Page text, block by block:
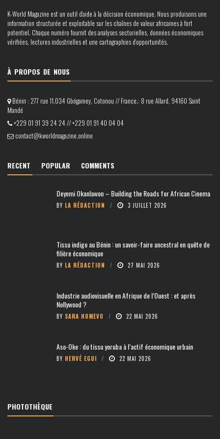
K-World Magazine est un outil d’aide à la décision économique. Nous produisons une
information structurée et exploitable sur les chaînes de valeur africaines à fort
potentiel. Chaque numéro fournit des analyses sectorielles, données économiques
vérifiées, lectures industrielles et une cartographies d’opportunités.
À PROPOS DE NOUS
Bénin : 277 rue 11.034 Gbégamey, Cotonou // France.: 8 rue Allard, 94160 Saint
Mandé
+229 01 91 39 24 24 // +229 01 91 40 04 04
contact@kworldmagazine.online
RECENT POPULAR COMMENTS
Deyemi Okanlawon – Building the Roads for African Cinema
BY LA RÉDACTION 3 JUILLET 2026
Tissu indigo au Bénin : un savoir-faire ancestral en quête de
filière économique
BY LA RÉDACTION 27 MAI 2026
Industrie audiovisuelle en Afrique de l’Ouest : et après
Nollywood ?
BY SARA HOMEVO 22 MAI 2026
Aso-Oke : du tissu yoruba à l’actif économique urbain
BY HERVÉ EGUI 22 MAI 2026
PHOTOTHÈQUE